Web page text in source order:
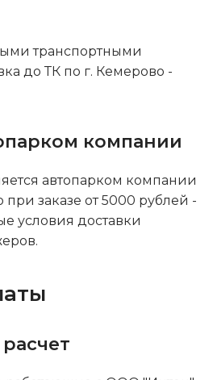
транспортными
до ТК по г. Кемерово -
компании
автопарком компании
заказе от 5000 рублей -
условия доставки